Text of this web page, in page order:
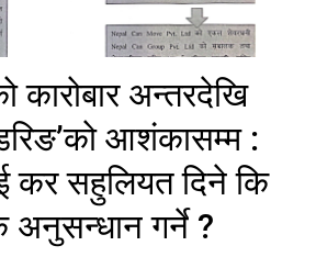
कारोबार अन्तरदेखि
आशंकासम्म :
कर सहुलियत दिने कि
अनुसन्धान गर्ने ?